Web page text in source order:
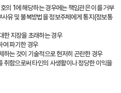
의 1에 해당하는 경우에는 책임관은 이를 거부
유 및 불복방법을 정보주체에게 통지(정보통
한 지장을 초래하는 경우
여 파기한 경우
하는 것이 기술적으로 현저히 곤란한 경우
취함으로써 타인의 사생활이나 정당한 이익을